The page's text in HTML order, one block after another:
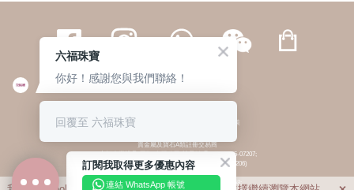
繁體 | 簡体
© 六福集團 版權所有 不得轉載 私隱政策
貴金屬及寶石A類註冊交易商
(六福企業禮品(國際)有限公司-註冊號碼:A-B-24-05-07207;
六福電子商貿有限公司-註冊號碼:A-B-24-05-07206)
貴金屬及寶石B類註冊交易商
(六福集團有限公司-註冊號碼:B-B-24-05-07258;
訂閱我取得更多優惠內容
連結 WhatsApp 帳號
六福珠寶
你好！感謝您與我們聯絡！
回覆至 六福珠寶